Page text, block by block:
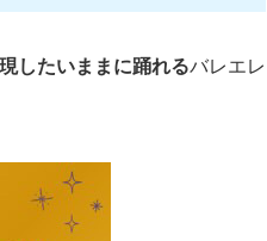
したいままに踊れるバレエレ